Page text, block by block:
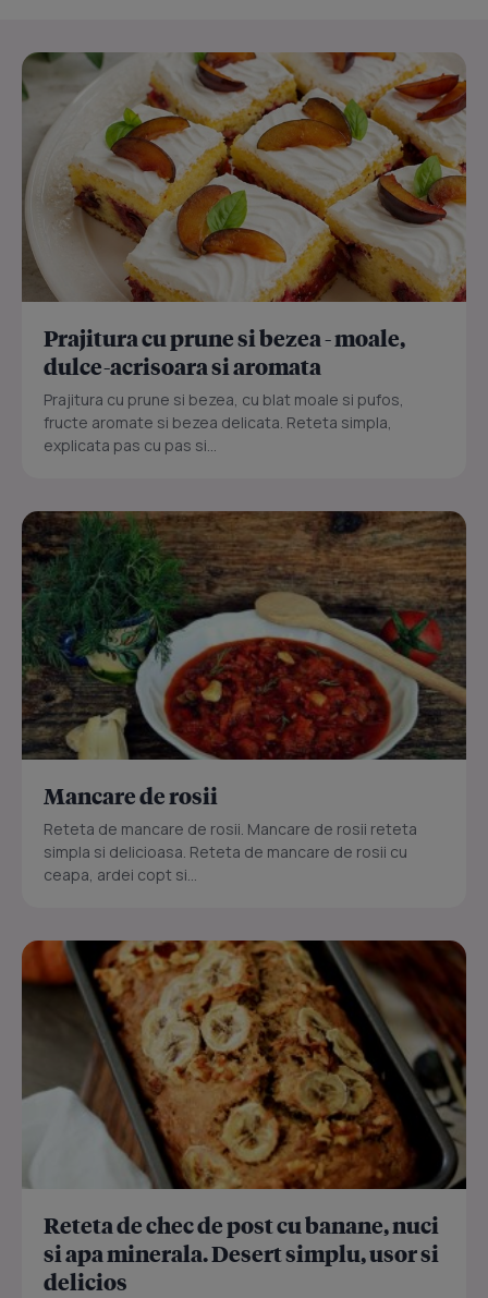
Prajitura cu prune si bezea - moale,
dulce-acrisoara si aromata
Prajitura cu prune si bezea, cu blat moale si pufos,
fructe aromate si bezea delicata. Reteta simpla,
explicata pas cu pas si...
Mancare de rosii
Reteta de mancare de rosii. Mancare de rosii reteta
simpla si delicioasa. Reteta de mancare de rosii cu
ceapa, ardei copt si...
Reteta de chec de post cu banane, nuci
si apa minerala. Desert simplu, usor si
delicios